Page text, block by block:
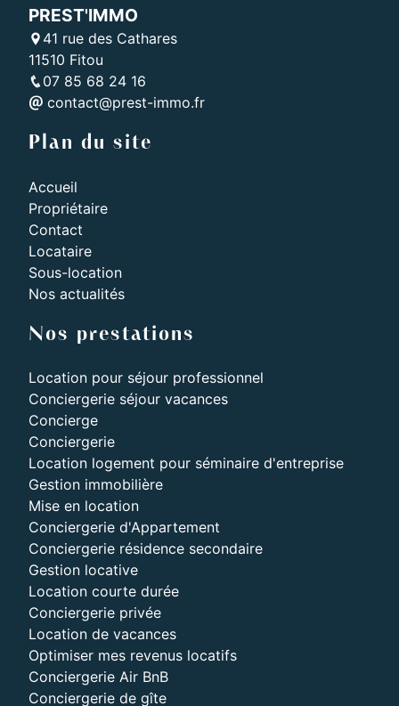
PREST'IMMO
41 rue des Cathares
11510 Fitou
07 85 68 24 16
contact@prest-immo.fr
Plan du site
Accueil
Propriétaire
Contact
Locataire
Sous-location
Nos actualités
Nos prestations
Location pour séjour professionnel
Conciergerie séjour vacances
Concierge
Conciergerie
Location logement pour séminaire d'entreprise
Gestion immobilière
Mise en location
Conciergerie d'Appartement
Conciergerie résidence secondaire
Gestion locative
Location courte durée
Conciergerie privée
Location de vacances
Optimiser mes revenus locatifs
Conciergerie Air BnB
Conciergerie de gîte